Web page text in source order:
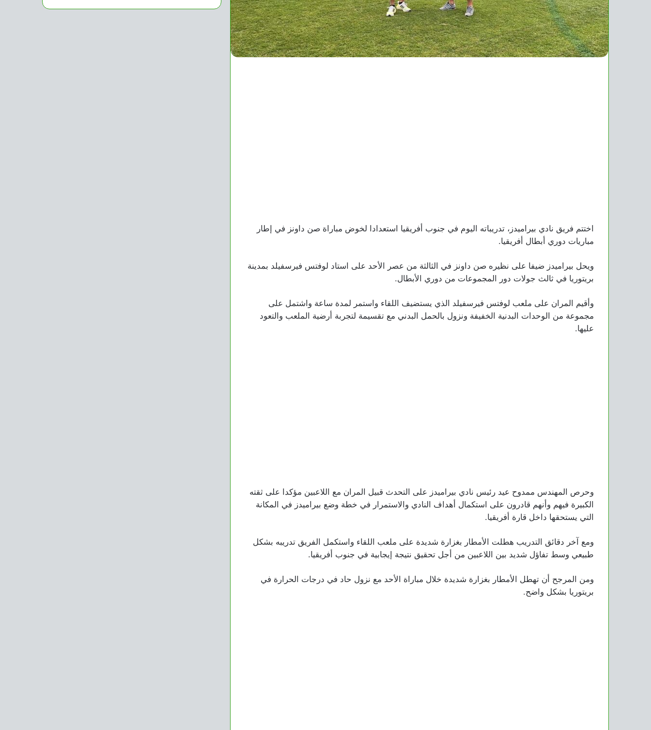
اختتم فريق نادي بيراميدز، تدريباته اليوم في جنوب أفريقيا استعدادا لخوض مباراة صن داونز في إطار
مباريات دوري أبطال أفريقيا.
ويحل بيراميدز ضيفا على نظيره صن داونز في الثالثة من عصر الأحد على استاد لوفتس فيرسفيلد بمدينة
بريتوريا في ثالث جولات دور المجموعات من دوري الأبطال.
وأقيم المران على ملعب لوفتس فيرسفيلد الذي يستضيف اللقاء واستمر لمدة ساعة واشتمل على
مجموعة من الوحدات البدنية الخفيفة ونزول بالحمل البدني مع تقسيمة لتجربة أرضية الملعب والتعود
عليها.
وحرص المهندس ممدوح عيد رئيس نادي بيراميدز على التحدث قبيل المران مع اللاعبين مؤكدا على ثقته
الكبيرة فيهم وأنهم قادرون على استكمال أهداف النادي والاستمرار في خطة وضع بيراميدز في المكانة
التي يستحقها داخل قارة أفريقيا.
ومع آخر دقائق التدريب هطلت الأمطار بغزارة شديدة على ملعب اللقاء واستكمل الفريق تدريبه بشكل
طبيعي وسط تفاؤل شديد بين اللاعبين من أجل تحقيق نتيجة إيجابية في جنوب أفريقيا.
ومن المرجح أن تهطل الأمطار بغزارة شديدة خلال مباراة الأحد مع نزول حاد في درجات الحرارة في
بريتوريا بشكل واضح.